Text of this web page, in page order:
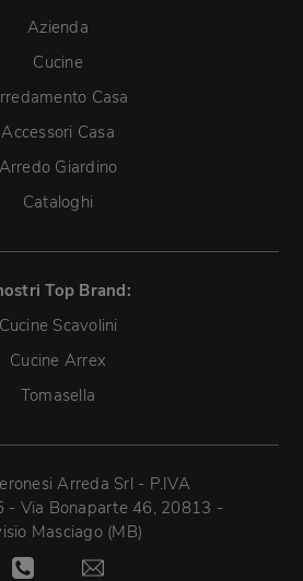
Azienda
Cucine
Casa
Accessori Casa
Arredo Giardino
Cataloghi
Top Brand:
Cucine Scavolini
Cucine Arrex
Tomasella
Arreda Srl - P.IVA
- Via Bonaparte 46, 20813 -
Masciago (MB)